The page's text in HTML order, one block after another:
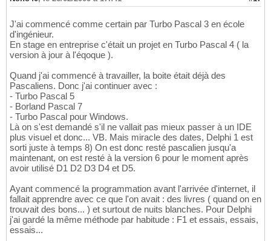
J'ai commencé comme certain par Turbo Pascal 3 en école
d'ingénieur.
En stage en entreprise c'était un projet en Turbo Pascal 4 ( la
version à jour à l'éqoque ).
Quand j'ai commencé à travailler, la boite était déjà des
Pascaliens. Donc j'ai continuer avec :
- Turbo Pascal 5
- Borland Pascal 7
- Turbo Pascal pour Windows.
Là on s'est demandé s'il ne vallait pas mieux passer à un IDE
plus visuel et donc... VB. Mais miracle des dates, Delphi 1 est
sorti juste à temps 8) On est donc resté pascalien jusqu'a
maintenant, on est resté à la version 6 pour le moment après
avoir utilisé D1 D2 D3 D4 et D5.
Ayant commencé la programmation avant l'arrivée d'internet, il
fallait apprendre avec ce que l'on avait : des livres ( quand on en
trouvait des bons... ) et surtout de nuits blanches. Pour Delphi
j'ai gardé la même méthode par habitude : F1 et essais, essais,
essais...